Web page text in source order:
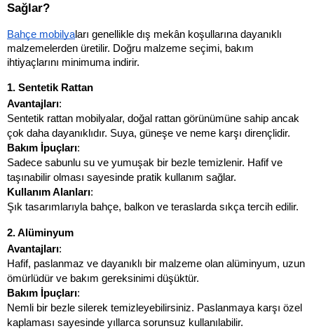
Sağlar?
Bahçe mobilyaları genellikle dış mekân koşullarına dayanıklı
malzemelerden üretilir. Doğru malzeme seçimi, bakım
ihtiyaçlarını minimuma indirir.
1. Sentetik Rattan
Avantajları:
Sentetik rattan mobilyalar, doğal rattan görünümüne sahip ancak
çok daha dayanıklıdır. Suya, güneşe ve neme karşı dirençlidir.
Bakım İpuçları:
Sadece sabunlu su ve yumuşak bir bezle temizlenir. Hafif ve
taşınabilir olması sayesinde pratik kullanım sağlar.
Kullanım Alanları:
Şık tasarımlarıyla bahçe, balkon ve teraslarda sıkça tercih edilir.
2. Alüminyum
Avantajları:
Hafif, paslanmaz ve dayanıklı bir malzeme olan alüminyum, uzun
ömürlüdür ve bakım gereksinimi düşüktür.
Bakım İpuçları:
Nemli bir bezle silerek temizleyebilirsiniz. Paslanmaya karşı özel
kaplaması sayesinde yıllarca sorunsuz kullanılabilir.